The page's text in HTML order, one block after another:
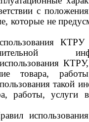
с
которые не
КТРУ
КТРУ,
товара,
такой
работы, услуги